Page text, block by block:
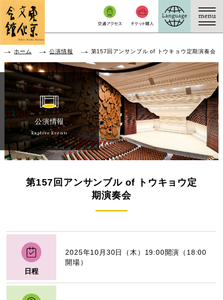
本文へ移動
ホーム 公演情報 第157回アンサンブル of トウキョウ定期演奏会
公演情報
Explore Events
第157回アンサンブル of トウキョウ定
期演奏会
日程
2025年10月30日（木）19:00開演（18:00
開場）